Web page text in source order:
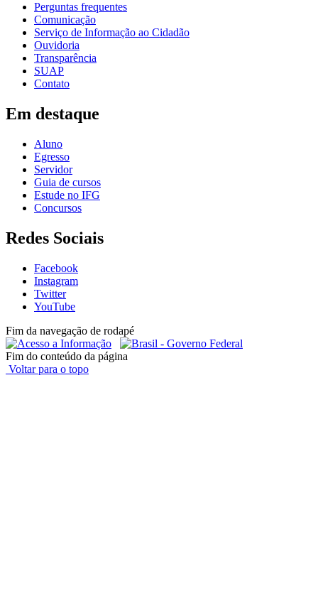
Perguntas frequentes
Comunicação
Serviço de Informação ao Cidadão
Ouvidoria
Transparência
SUAP
Contato
Em destaque
Aluno
Egresso
Servidor
Guia de cursos
Estude no IFG
Concursos
Redes Sociais
Facebook
Instagram
Twitter
YouTube
Fim da navegação de rodapé
Fim do conteúdo da página
Voltar para o topo